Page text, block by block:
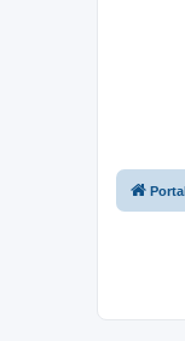
Portal